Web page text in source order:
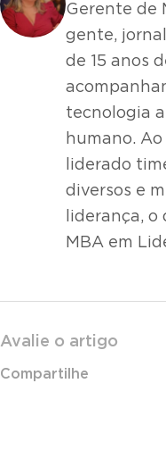
Gerente de
gente,
de 15 anos
tecnologia
humano.
liderado
diversos e
liderança,
MBA em
Avalie o artigo
Compartilhe